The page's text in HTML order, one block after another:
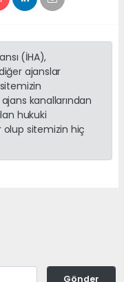
(İHA),
ajanslar
kanallarından
hukuki
sitemizin hiç
Gönder